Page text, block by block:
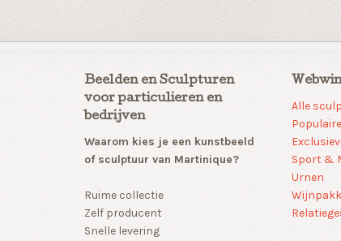
Beelden en Sculpturen
voor particulieren en
bedrijven
Waarom kies je een kunstbeeld
of sculptuur van Martinique?
Ruime collectie
Zelf producent
Snelle levering
Alle
Sport &
Urnen